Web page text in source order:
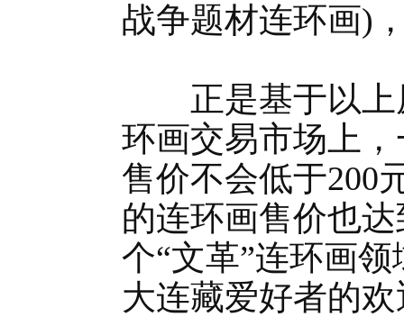
战争题材连环画)
正是基于以上
环画交易市场上
售价不会低于200
的连环画售价也
个“文革”连环画
大连藏爱好者的